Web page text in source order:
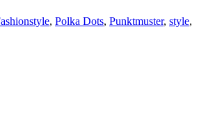
, Polka Dots, Punktmuster, style,